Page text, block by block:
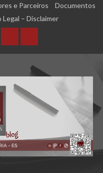
e Parceiros
Documentos
Legal – Disclaimer
Calculadora
Qualidade
de
Segurado
(INSS)
Calculadora
Tempo
de
Contribuição